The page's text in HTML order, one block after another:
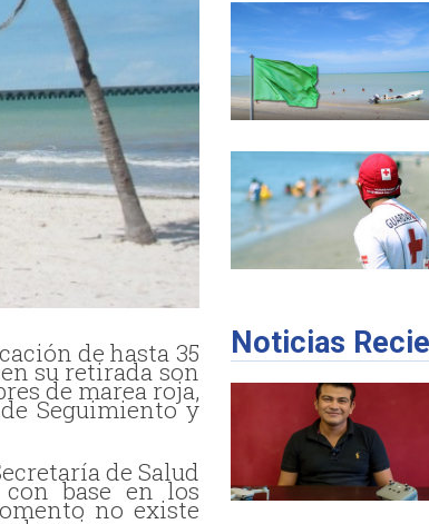
de hasta 35
su retirada son
de marea roja,
Seguimiento y
de Salud
base en los
no existe
Noticias